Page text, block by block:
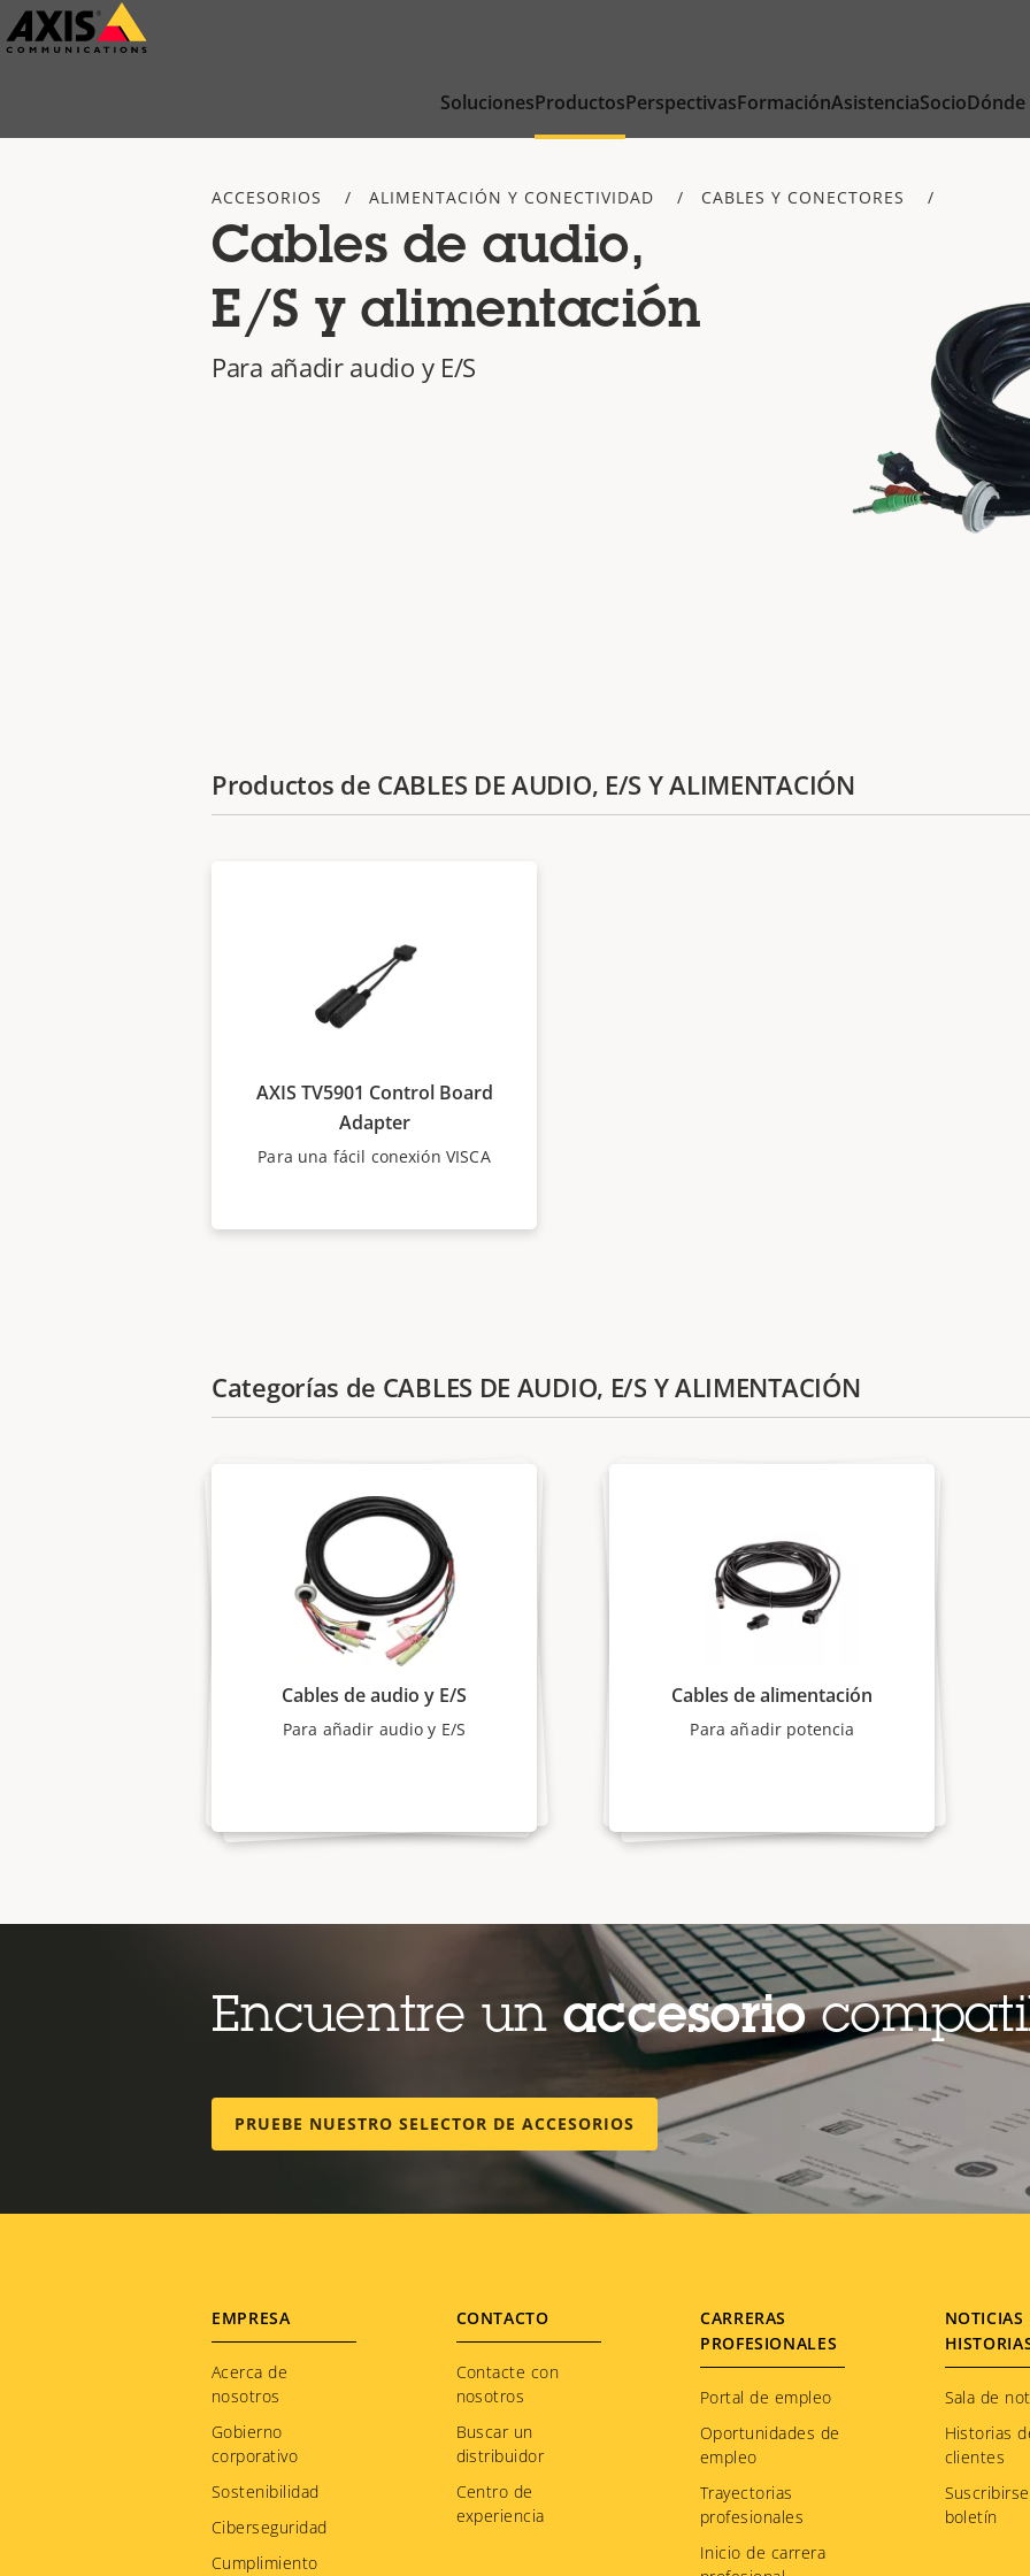
Saltar
al
SolucionesProductosPerspectivasFormaciónAsistenciaSocio
ACCESORIOS ALIMENTACIÓN Y CONECTIVIDAD CABLES Y CONECTORES
Cables de audio,
E/S y alimentación
Para añadir audio y E/S
Productos de CABLES DE AUDIO, E/S Y ALIMENTACIÓN
AXIS TV5901 Control Board
Adapter
Para una fácil conexión VISCA
Categorías de CABLES DE AUDIO, E/S Y ALIMENTACIÓN
Cables de audio y E/S
Para añadir audio y E/S
Cables de alimentación
Para añadir potencia
Encuentre un accesorio
PRUEBE NUESTRO SELECTOR DE ACCESORIOS
Footer
menu
EMPRESA
Acerca de
nosotros
Gobierno
corporativo
Sostenibilidad
Ciberseguridad
Cumplimiento
CONTACTO
Contacte con
nosotros
Buscar un
distribuidor
Centro de
experiencia
CARRERAS
PROFESIONALES
Portal de empleo
Oportunidades de
empleo
Trayectorias
profesionales
Inicio de carrera
NOTICIAS
Sala de
Historias
clientes
boletín